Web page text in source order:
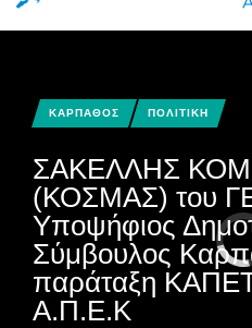
ΚΑΡΠΑΘΟΣ ΠΟΛΙΤΙΚΗ
ΣΑΚΕΛΛΗΣ
(ΚΟΣΜΑΣ) του
Υποψήφιος
Σύμβουλος
παράταξη
Α.Π.Ε.Κ